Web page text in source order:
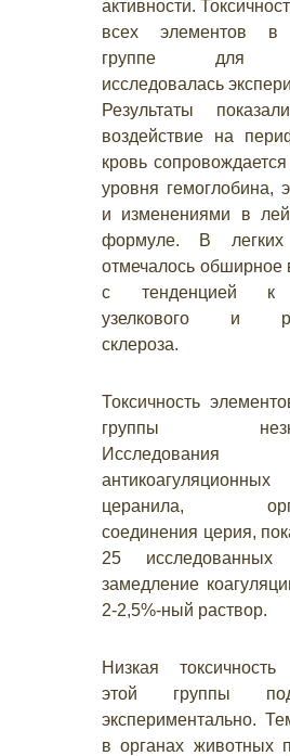
активности.
всех элементов в
группе для
исследовалась
Результаты
воздействие на
кровь
уровня гемоглобина,
и изменениями в
формуле. В легких
отмечалось обширное
с тенденцией к
узелкового и
склероза.
Токсичность
группы
Исследования
церанила,
соединения церия,
25 исследованных
замедление
2-2,5%-ный раствор.
Низкая токсичность
этой группы
экспериментально.
в органах животных